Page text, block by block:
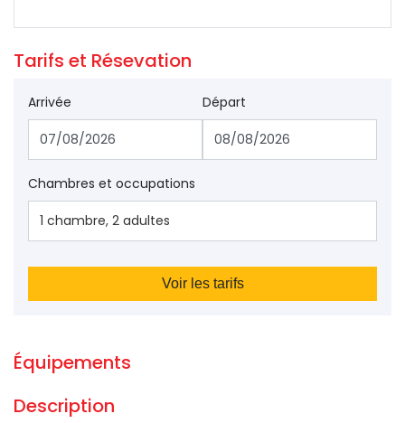
Tarifs et Résevation
Arrivée Départ
Chambres et occupations
1 chambre, 2 adultes
Voir les tarifs
Équipements
Description